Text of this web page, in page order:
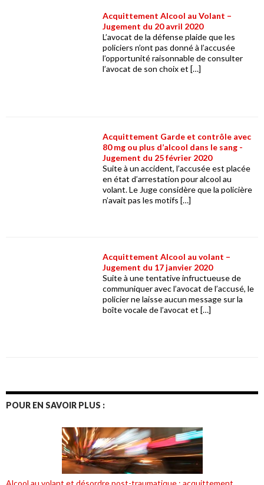
Acquittement Alcool au Volant –
Jugement du 20 avril 2020
L’avocat de la défense plaide que les
policiers n’ont pas donné à l’accusée
l’opportunité raisonnable de consulter
l’avocat de son choix et […]
Acquittement Garde et contrôle avec
80 mg ou plus d’alcool dans le sang -
Jugement du 25 février 2020
Suite à un accident, l’accusée est placée
en état d’arrestation pour alcool au
volant. Le Juge considère que la policière
n’avait pas les motifs […]
Acquittement Alcool au volant –
Jugement du 17 janvier 2020
Suite à une tentative infructueuse de
communiquer avec l’avocat de l’accusé, le
policier ne laisse aucun message sur la
boîte vocale de l’avocat et […]
POUR EN SAVOIR PLUS :
Alcool au volant et désordre post-traumatique : acquittement